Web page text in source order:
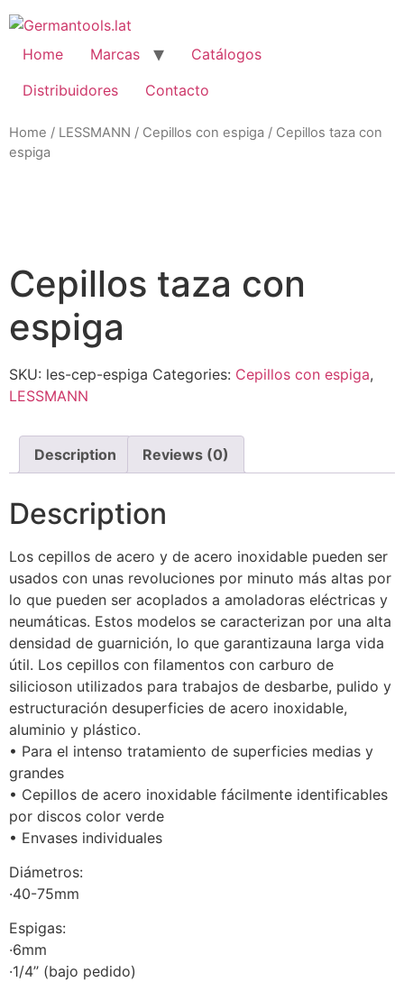
Skip
to
content
Home Marcas
Catálogos
Distribuidores
Contacto
Home / LESSMANN / Cepillos con espiga / Cepillos taza con
espiga
Cepillos taza con
espiga
SKU: les-cep-espiga Categories: Cepillos con espiga,
LESSMANN
Description Reviews (0)
Description
Los cepillos de acero y de acero inoxidable pueden ser
usados con unas revoluciones por minuto más altas por
lo que pueden ser acoplados a amoladoras eléctricas y
neumáticas. Estos modelos se caracterizan por una alta
densidad de guarnición, lo que garantizauna larga vida
útil. Los cepillos con filamentos con carburo de
silicioson utilizados para trabajos de desbarbe, pulido y
estructuración desuperficies de acero inoxidable,
aluminio y plástico.
• Para el intenso tratamiento de superficies medias y
grandes
• Cepillos de acero inoxidable fácilmente identificables
por discos color verde
• Envases individuales
Diámetros:
·40-75mm
Espigas:
·6mm
·1/4’’ (bajo pedido)